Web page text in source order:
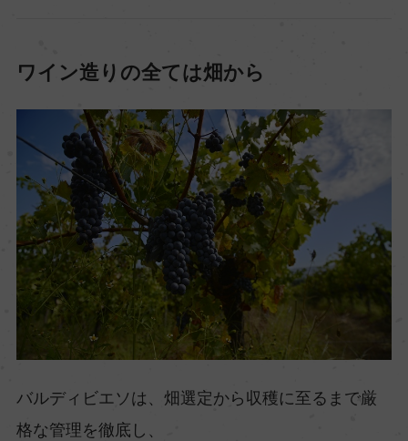
ワイン造りの全ては畑から
バルディビエソは、畑選定から収穫に至るまで厳
格な管理を徹底し、